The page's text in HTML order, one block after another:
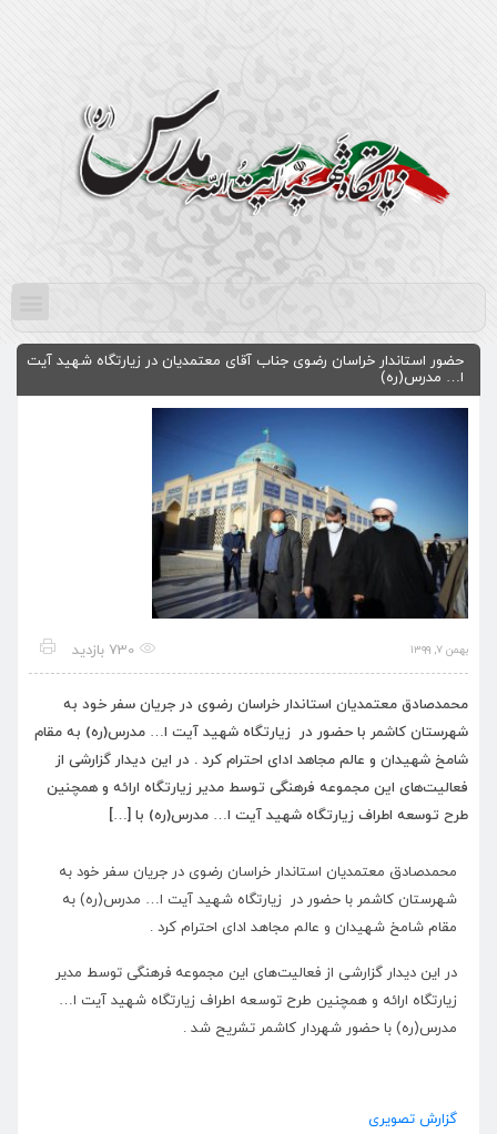
حضور استاندار خراسان رضوی جناب آقای معتمدیان در زیارتگاه شهید آیت
ا… مدرس(ره)
بهمن ۷, ۱۳۹۹ 730 بازدید
محمدصادق معتمدیان استاندار خراسان رضوی در جریان سفر خود به
شهرستان کاشمر با حضور در زیارتگاه شهید آیت ا… مدرس(ره) به مقام
شامخ شهیدان و عالم مجاهد ادای احترام کرد . در این دیدار گزارشی از
فعالیت‌های این مجموعه فرهنگی توسط مدیر زیارتگاه ارائه و همچنین
طرح توسعه اطراف زیارتگاه شهید آیت ا… مدرس(ره) با […]
محمدصادق معتمدیان استاندار خراسان رضوی در جریان سفر خود به
شهرستان کاشمر با حضور در زیارتگاه شهید آیت ا… مدرس(ره) به
مقام شامخ شهیدان و عالم مجاهد ادای احترام کرد .
در این دیدار گزارشی از فعالیت‌های این مجموعه فرهنگی توسط مدیر
زیارتگاه ارائه و همچنین طرح توسعه اطراف زیارتگاه شهید آیت ا…
مدرس(ره) با حضور شهردار کاشمر تشریح شد .
گزارش تصویری